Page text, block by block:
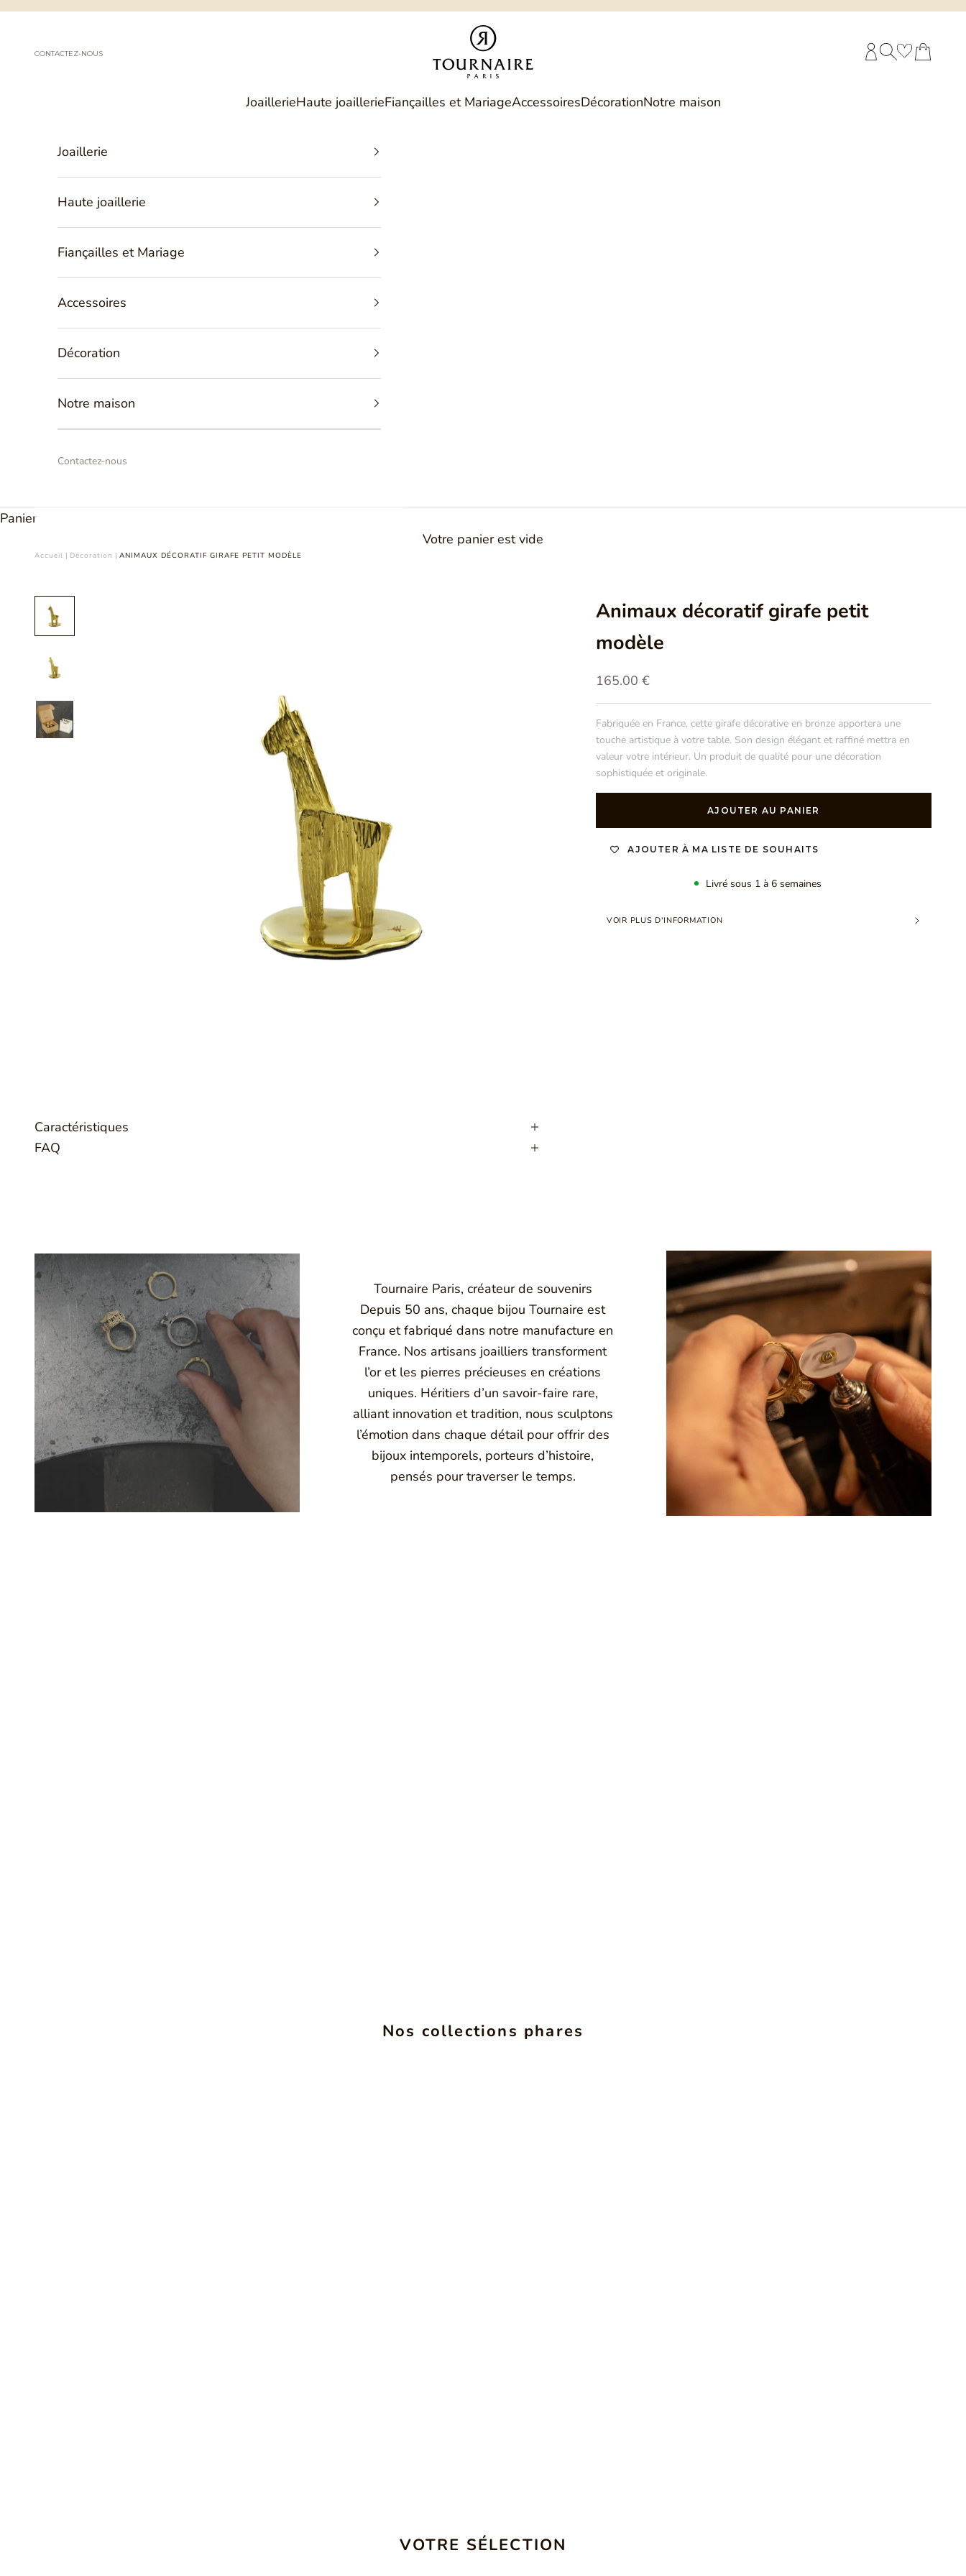
Passer au contenu
Philippe Tournaire
JoaillerieHaute joaillerieFiançailles et MariageAccessoiresDécorationNotre maison
COMPTE CLIENT
RECHERCHEPANIER
CONTACTEZ-NOUS
Joaillerie
Haute joaillerie
Fiançailles et Mariage
Accessoires
Décoration
Notre maison
Contactez-nous
Panier
Votre panier est vide
Accueil | Décoration | ANIMAUX DÉCORATIF GIRAFE PETIT MODÈLE
Animaux décoratif girafe petit
modèle
Prix de vente
165.00 €
Fabriquée en France, cette girafe décorative en bronze apportera une
touche artistique à votre table. Son design élégant et raffiné mettra en
valeur votre intérieur. Un produit de qualité pour une décoration
sophistiquée et originale.
AJOUTER AU PANIER
AJOUTER À MA LISTE DE SOUHAITS
Livré sous 1 à 6 semaines
VOIR PLUS D'INFORMATION
Caractéristiques
FAQ
Tournaire Paris, créateur de souvenirs
Depuis 50 ans, chaque bijou Tournaire est
conçu et fabriqué dans notre manufacture en
France. Nos artisans joailliers transforment
l’or et les pierres précieuses en créations
uniques. Héritiers d’un savoir-faire rare,
alliant innovation et tradition, nous sculptons
l’émotion dans chaque détail pour offrir des
bijoux intemporels, porteurs d’histoire,
pensés pour traverser le temps.
Montbrison, Lyon, Paris
Nos collections phares
INSéPARABLES
VOTRE SÉLECTION